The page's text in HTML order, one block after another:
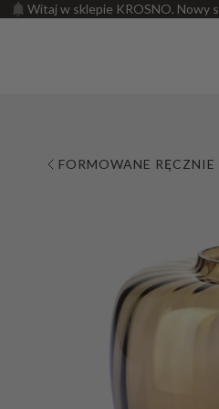
Witaj w sklepie KROSNO. Nowy
FORMOWANE RĘCZNIE